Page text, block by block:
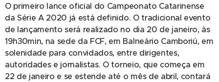
O primeiro lance oficial do Campeonato Catarinense
da Série A 2020 já está definido. O tradicional evento
de lançamento será realizado no dia 20 de janeiro, às
19h30min, na sede da FCF, em Balneário Camboriú, em
solenidade para convidados, entre dirigentes,
autoridades e jornalistas. O torneio, que começa em
22 de janeiro e se estende até o mês de abril, contará